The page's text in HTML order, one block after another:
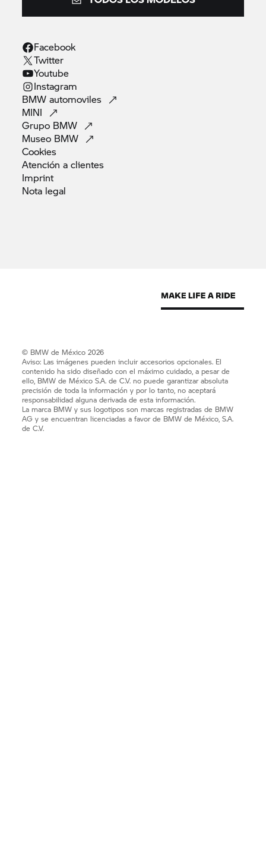
Facebook
Twitter
Youtube
Instagram
BMWautomoviles
MINI
Grupo BMW
Museo BMW
Cookies
Atención aclientes
Imprint
Nota legal
© BMW de México 2026
Aviso: Las imágenes pueden incluir accesorios opcionales. El
contenido ha sido diseñado con el máximo cuidado, a pesar de
ello, BMW de México S.A. de C.V. no puede garantizar absoluta
precisión de toda la información y por lo tanto, no aceptará
responsabilidad alguna derivada de esta información.
La marca BMW y sus logotipos son marcas registradas de BMW
AG y se encuentran licenciadas a favor de BMW de México, S.A.
de C.V.